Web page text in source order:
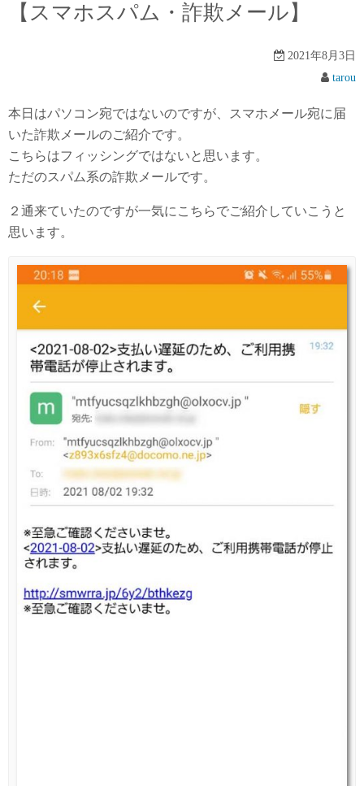
【スマホスパム・詐欺メール】
2021年8月3日
tarou
本日はパソコン宛ではないのですが、スマホメール宛に届
いた詐欺メールのご紹介です。
こちらはフィッシングではないと思います。
ただのスパム系の詐欺メールです。
２通来ていたのですが一気にこちらでご紹介していこうと
思います。